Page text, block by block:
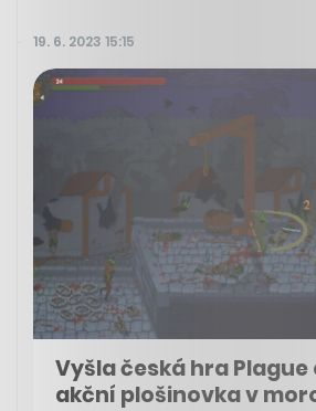
19. 6. 2023 15:15
Vyšla česká hra
akční plošinovka v